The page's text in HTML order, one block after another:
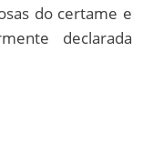
do certame e
declarada